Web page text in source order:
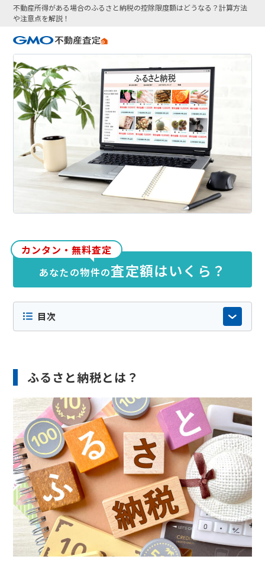
不動産所得がある場合のふるさと納税の控除限度額はどうなる？計算方法
や注意点を解説！
カンタン・無料査定
あなたの物件の査定額はいくら？
目次
ふるさと納税とは？